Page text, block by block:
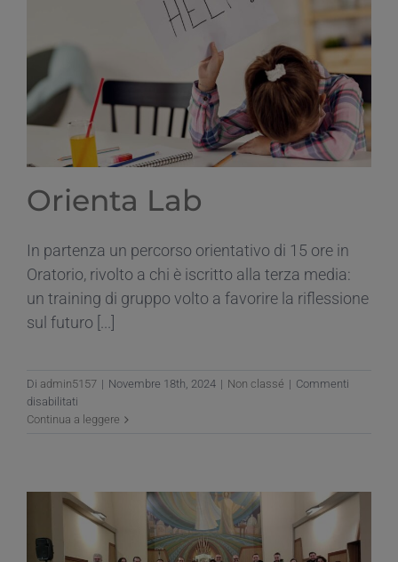
Orienta Lab
In partenza un percorso orientativo di 15 ore in
Oratorio, rivolto a chi è iscritto alla terza media:
un training di gruppo volto a favorire la riflessione
sul futuro [...]
Di admin5157 | Novembre 18th, 2024 | Non classé | Commenti
disabilitati
Orienta
Continua a leggere